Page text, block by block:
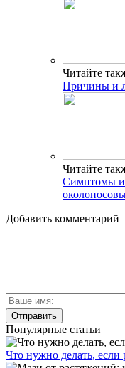
Читайте
Причины и
Читайте
Симптомы и
Добавить комментарий
Популярные статьи
Что нужно делать, если